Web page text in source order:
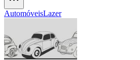
AutomóveisLazer